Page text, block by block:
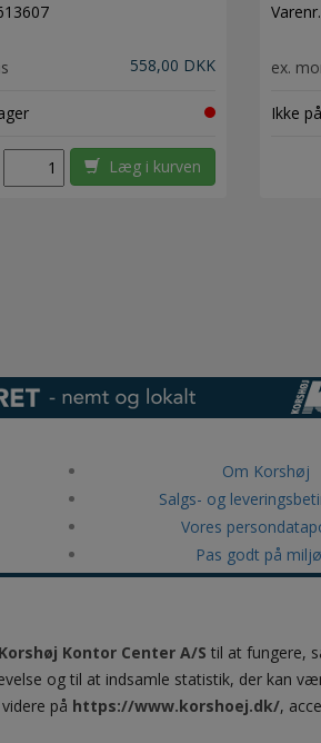
558,00 DKK
Læg i kurven
ex.
Ikke
Om Korshøj
Salgs- og
Vores
Pas godt på
RollerMouse
Luksus Chokolade &
Brother printere og
virksomheder
Korshøj Kontor Center A/S til at fungere,
og til at indsamle statistik, der kan
på https://www.korshoej.dk/,